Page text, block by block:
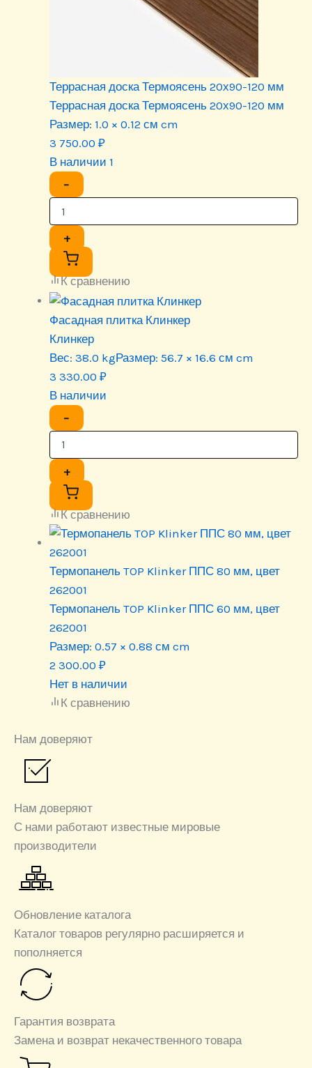
Террасная доска Термоясень 20х90-120 мм
Террасная доска Термоясень 20х90-120 мм
Размер: 1.0 × 0.12 см cm
3 750.00 ₽
В наличии 1
−
+
К сравнению
Фасадная плитка Клинкер
Клинкер
Вес: 38.0 kgРазмер: 56.7 × 16.6 см cm
3 330.00 ₽
В наличии
−
+
К сравнению
Термопанель TOP Klinker ППС 80 мм, цвет
262001
Термопанель TOP Klinker ППС 60 мм, цвет
262001
Размер: 0.57 × 0.88 см cm
2 300.00 ₽
Нет в наличии
К сравнению
Нам доверяют
Нам доверяют
С нами работают известные мировые
производители
Обновление каталога
Каталог товаров регулярно расширяется и
пополняется
Гарантия возврата
Замена и возврат некачественного товара